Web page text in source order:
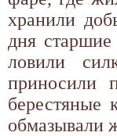
хранили
дня
ловили
приносили
берестяные
обмазывали